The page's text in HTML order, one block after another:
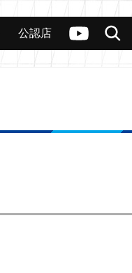
ヴァンガードch
検索
公認店舗 その他
公認店